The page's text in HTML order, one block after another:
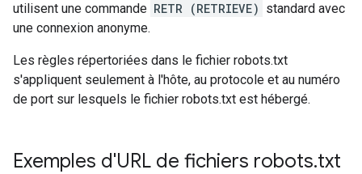
utilisent une commande RETR (RETRIEVE) standard avec
une connexion anonyme.
Les règles répertoriées dans le fichier robots.txt
s'appliquent seulement à l'hôte, au protocole et au numéro
de port sur lesquels le fichier robots.txt est hébergé.
Exemples d'URL de fichiers robots.txt